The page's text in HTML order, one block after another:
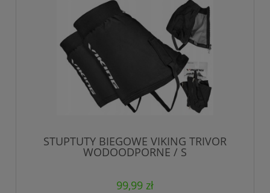
STUPTUTY BIEGOWE VIKING TRIVOR
WODOODPORNE / S
99,99 zł